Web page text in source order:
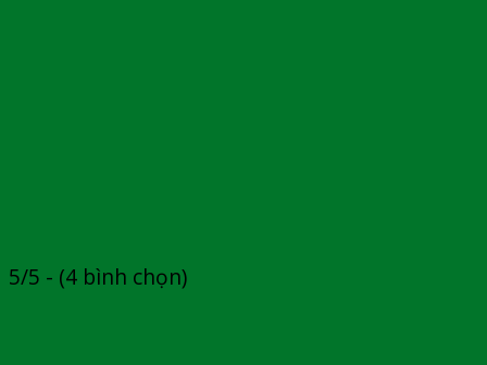
5/5 - (4 bình chọn)